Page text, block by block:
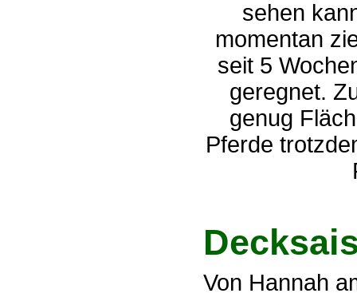
sehen
momentan
seit 5
geregnet.
genug
Pferde
Von Hannah